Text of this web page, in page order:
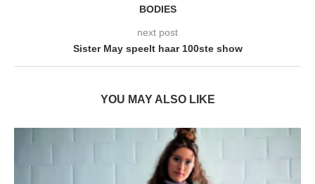
BODIES
next post
Sister May speelt haar 100ste show
YOU MAY ALSO LIKE